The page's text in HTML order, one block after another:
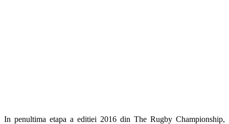
In penultima etapa a editiei 2016 din The Rugby Championship,